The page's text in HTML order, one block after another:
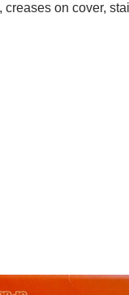
on cover,